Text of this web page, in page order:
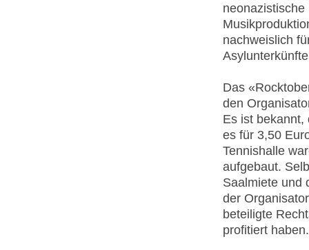
nachweislich
Das
den
Es ist bekannt,
es für 3,50
Tennishalle
aufgebaut.
Saalmiete und
der
beteiligte
profitiert haben.